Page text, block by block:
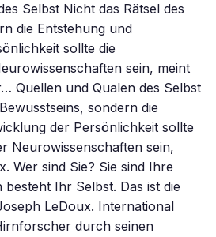
Selbst Nicht das Rätsel des
die Entstehung und
sollte die
sein, meint
Quellen und Qualen des Selbst
sondern die
der Persönlichkeit sollte
Neurowissenschaften sein,
Wer sind Sie? Sie sind Ihre
Ihr Selbst. Das ist die
LeDoux. International
durch seinen